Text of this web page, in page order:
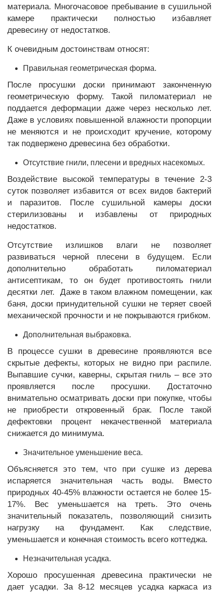
материала. Многочасовое пребывание в сушильной
камере практически полностью избавляет
древесину от недостатков.
К очевидным достоинствам относят:
Правильная геометрическая форма.
После просушки доски принимают законченную
геометрическую форму. Такой пиломатериал не
поддается деформации даже через несколько лет.
Даже в условиях повышенной влажности пропорции
не меняются и не происходит кручение, которому
так подвержено древесина без обработки.
Отсутствие гнили, плесени и вредных насекомых.
Воздействие высокой температуры в течение 2-3
суток позволяет избавится от всех видов бактерий
и паразитов. После сушильной камеры доски
стерилизованы и избавлены от природных
недостатков.
Отсутствие излишков влаги не позволяет
развиваться черной плесени в будущем. Если
дополнительно обработать пиломатериал
антисептикам, то он будет противостоять гнили
десятки лет. Даже в таком влажном помещении, как
баня, доски принудительной сушки не теряет своей
механической прочности и не покрываются грибком.
Дополнительная выбраковка.
В процессе сушки в древесине проявляются все
скрытые дефекты, которых не видно при распиле.
Выпавшие сучки, каверны, скрытая гниль – все это
проявляется после просушки. Достаточно
внимательно осматривать доски при покупке, чтобы
не приобрести откровенный брак. После такой
дефектовки процент некачественной материала
снижается до минимума.
Значительное уменьшение веса.
Объясняется это тем, что при сушке из дерева
испаряется значительная часть воды. Вместо
природных 40-45% влажности остается не более 15-
17%. Вес уменьшается на треть. Это очень
значительный показатель, позволяющий снизить
нагрузку на фундамент. Как следствие,
уменьшается и конечная стоимость всего коттеджа.
Незначительная усадка.
Хорошо просушенная древесина практически не
дает усадки. За 8-12 месяцев усадка каркаса из